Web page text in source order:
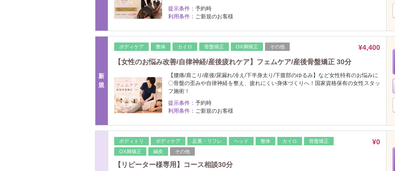
提示条件： 予約時
利用条件： ご新規のお客様
新
規
ボディケア 整体 カイロ 骨盤矯正 OX脚矯正 その他
¥4,400
【女性のお悩み改善/自律神経/産後疲れケア】フェムケア/産後骨盤矯正 30分
【腰痛/肩こり/産後/尿漏れ/冷え/下半身太り/下腹部のゆるみ】など女性特有のお悩みに
〇骨盤の歪みや自律神経を整え、疲れにくい身体づくりへ！国家資格保有の女性スタッ
フ施術！
提示条件： 予約時
利用条件： ご新規のお客様
ボディトリ ボディケア 足裏・リフレ ヘッド 整体 カイロ
骨盤矯正
OX脚矯正
鍼灸 その他
¥0
【リピーター様専用】コース相談30分